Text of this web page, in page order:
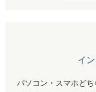
イ
パソコン・スマホどち